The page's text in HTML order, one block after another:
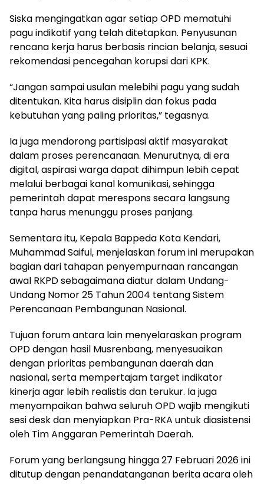
Siska mengingatkan agar setiap OPD mematuhi
pagu indikatif yang telah ditetapkan. Penyusunan
rencana kerja harus berbasis rincian belanja, sesuai
rekomendasi pencegahan korupsi dari KPK.
“Jangan sampai usulan melebihi pagu yang sudah
ditentukan. Kita harus disiplin dan fokus pada
kebutuhan yang paling prioritas,” tegasnya.
Ia juga mendorong partisipasi aktif masyarakat
dalam proses perencanaan. Menurutnya, di era
digital, aspirasi warga dapat dihimpun lebih cepat
melalui berbagai kanal komunikasi, sehingga
pemerintah dapat merespons secara langsung
tanpa harus menunggu proses panjang.
Sementara itu, Kepala Bappeda Kota Kendari,
Muhammad Saiful, menjelaskan forum ini merupakan
bagian dari tahapan penyempurnaan rancangan
awal RKPD sebagaimana diatur dalam Undang-
Undang Nomor 25 Tahun 2004 tentang Sistem
Perencanaan Pembangunan Nasional.
Tujuan forum antara lain menyelaraskan program
OPD dengan hasil Musrenbang, menyesuaikan
dengan prioritas pembangunan daerah dan
nasional, serta mempertajam target indikator
kinerja agar lebih realistis dan terukur. Ia juga
menyampaikan bahwa seluruh OPD wajib mengikuti
sesi desk dan menyiapkan Pra-RKA untuk diasistensi
oleh Tim Anggaran Pemerintah Daerah.
Forum yang berlangsung hingga 27 Februari 2026 ini
ditutup dengan penandatanganan berita acara oleh